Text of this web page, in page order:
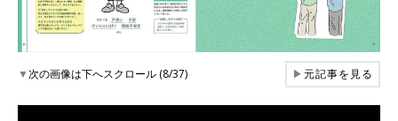
▼次の画像は下へスクロール (8/37) ▶元記事を見る